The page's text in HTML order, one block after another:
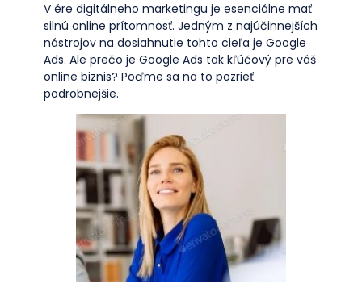
V ére digitálneho marketingu je esenciálne mať
silnú online prítomnosť. Jedným z najúčinnejších
nástrojov na dosiahnutie tohto cieľa je Google
Ads. Ale prečo je Google Ads tak kľúčový pre váš
online biznis? Poďme sa na to pozrieť
podrobnejšie.